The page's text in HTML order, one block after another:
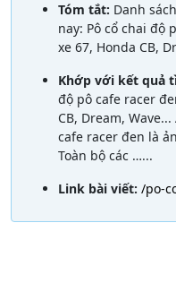
Tóm tắt: Danh
nay: Pô cổ chai độ
xe 67, Honda CB,
Khớp với kết quả
độ pô cafe racer
CB, Dream,
cafe racer đen là
Toàn bộ các …...
Link bài viết: /po-